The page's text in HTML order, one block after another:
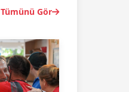
Tümünü Gör